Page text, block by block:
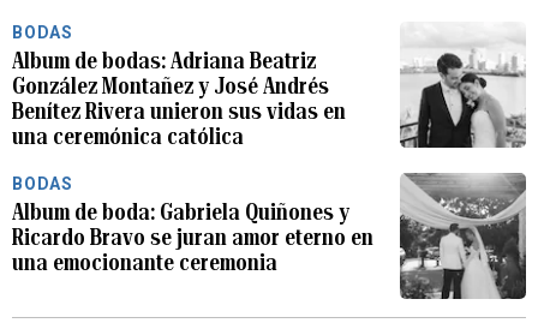
BODAS
Album de bodas: Adriana Beatriz
González Montañez y José Andrés
Benítez Rivera unieron sus vidas en
una ceremónica católica
BODAS
Album de boda: Gabriela Quiñones y
Ricardo Bravo se juran amor eterno en
una emocionante ceremonia